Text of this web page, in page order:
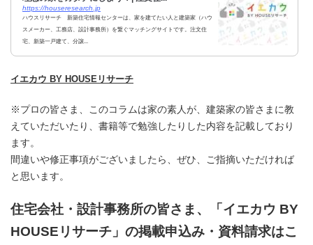
https://houseresearch.jp
ハウスリサーチ 新築住宅情報センターは、家を建てたい人と建築家（ハウ
スメーカー、工務店、設計事務所）を繋ぐマッチングサイトです。注文住
宅、新築一戸建て、分譲...
イエカウ BY HOUSEリサーチ
※プロの皆さま、このコラムは家の素人が、建築家の皆さまに教
えていただいたり、書籍等で勉強したりした内容を記載しており
ます。
間違いや修正事項がございましたら、ぜひ、ご指摘いただければ
と思います。
住宅会社・設計事務所の皆さま、「イエカウ BY
HOUSEリサーチ」の掲載申込み・資料請求はこ